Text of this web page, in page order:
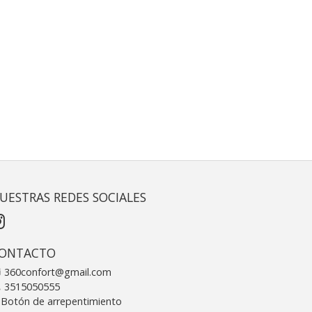
REDES SOCIALES
360confort@gmail.com
3515050555
de arrepentimiento